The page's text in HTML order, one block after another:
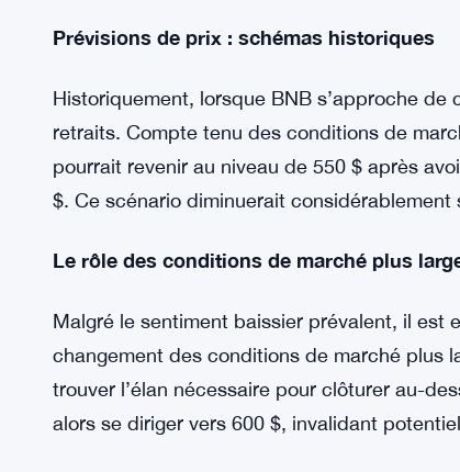
Conditions de trading actuelles
Actuellement, BNB se négocie autour de
550 $. Cependant, à mesure qu’il
619 $, les défis s’intensifient. L’élan
BNB à dépasser cette zone clé, ce qui
Prévisions de prix : schémas historiques
Historiquement, lorsque BNB s’approche de
retraits. Compte tenu des conditions de
pourrait revenir au niveau de 550 $ après
$. Ce scénario diminuerait considérablement